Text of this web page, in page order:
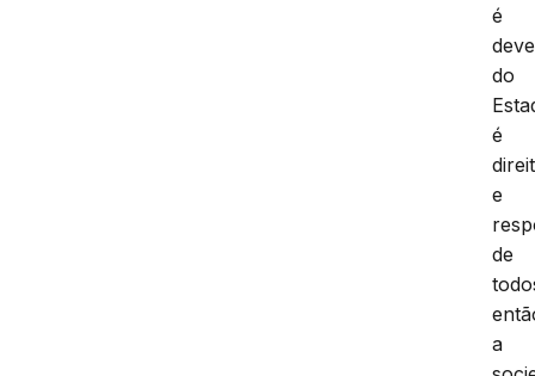
é
do
é
e
de
a